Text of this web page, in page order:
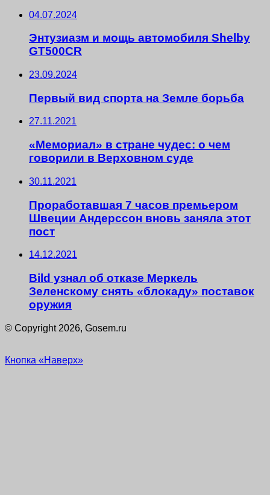
04.07.2024
Энтузиазм и мощь автомобиля Shelby
GT500CR
23.09.2024
Первый вид спорта на Земле борьба
27.11.2021
«Мемориал» в стране чудес: о чем
говорили в Верховном суде
30.11.2021
Проработавшая 7 часов премьером
Швеции Андерссон вновь заняла этот
пост
14.12.2021
Bild узнал об отказе Меркель
Зеленскому снять «блокаду» поставок
оружия
© Copyright 2026, Gosem.ru
Кнопка «Наверх»